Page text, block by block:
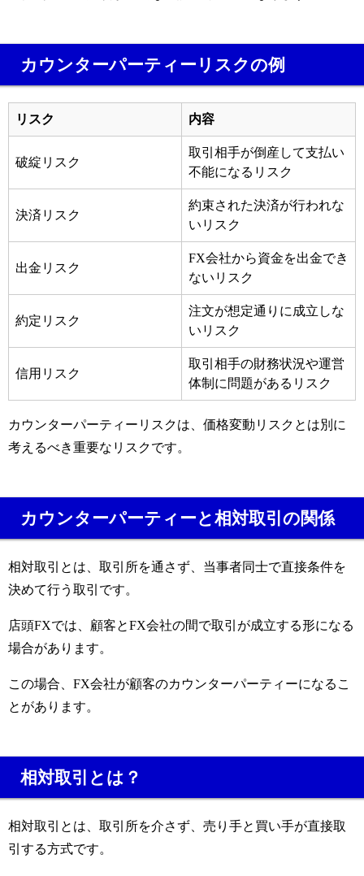
カウンターパーティーリスクの例
リスク 内容
破綻リスク
取引相手が倒産して支払い
不能になるリスク
決済リスク
約束された決済が行われな
いリスク
出金リスク
FX会社から資金を出金でき
ないリスク
約定リスク
注文が想定通りに成立しな
いリスク
信用リスク
取引相手の財務状況や運営
体制に問題があるリスク
カウンターパーティーリスクは、価格変動リスクとは別に
考えるべき重要なリスクです。
カウンターパーティーと相対取引の関係
相対取引とは、取引所を通さず、当事者同士で直接条件を
決めて行う取引です。
店頭FXでは、顧客とFX会社の間で取引が成立する形になる
場合があります。
この場合、FX会社が顧客のカウンターパーティーになるこ
とがあります。
相対取引とは？
相対取引とは、取引所を介さず、売り手と買い手が直接取
引する方式です。